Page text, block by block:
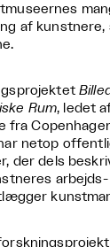
af kunstnere,
Rum, ledet
fra
netop
der dels